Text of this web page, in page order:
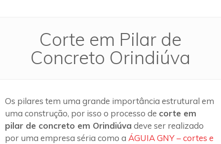
Corte em Pilar de
Concreto Orindiúva
Os pilares tem uma grande importância estrutural em
uma construção, por isso o processo de corte em
pilar de concreto em Orindiúva deve ser realizado
por uma empresa séria como a ÁGUIA GNY – cortes e